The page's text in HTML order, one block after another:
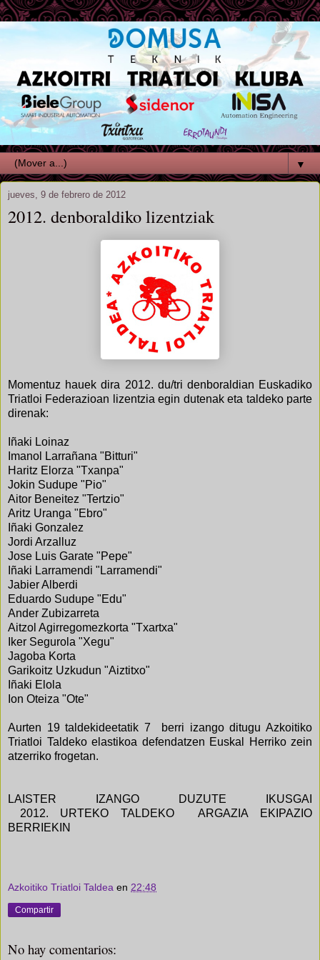
▼
jueves, 9 de febrero de 2012
2012. denboraldiko lizentziak
Momentuz hauek dira 2012. du/tri denboraldian Euskadiko
Triatloi Federazioan lizentzia egin dutenak eta taldeko parte
direnak:
Iñaki Loinaz
Imanol Larrañana "Bitturi"
Haritz Elorza "Txanpa"
Jokin Sudupe "Pio"
Aitor Beneitez "Tertzio"
Aritz Uranga "Ebro"
Iñaki Gonzalez
Jordi Arzalluz
Jose Luis Garate "Pepe"
Iñaki Larramendi "Larramendi"
Jabier Alberdi
Eduardo Sudupe "Edu"
Ander Zubizarreta
Aitzol Agirregomezkorta "Txartxa"
Iker Segurola "Xegu"
Jagoba Korta
Garikoitz Uzkudun "Aiztitxo"
Iñaki Elola
Ion Oteiza "Ote"
Aurten 19 taldekideetatik 7 berri izango ditugu Azkoitiko
Triatloi Taldeko elastikoa defendatzen Euskal Herriko zein
atzerriko frogetan.
LAISTER IZANGO DUZUTE IKUSGAI
2012. URTEKOTALDEKO
ARGAZIA EKIPAZIO
BERRIEKIN
Azkoitiko Triatloi Taldea en 22:48
Compartir
No hay comentarios: